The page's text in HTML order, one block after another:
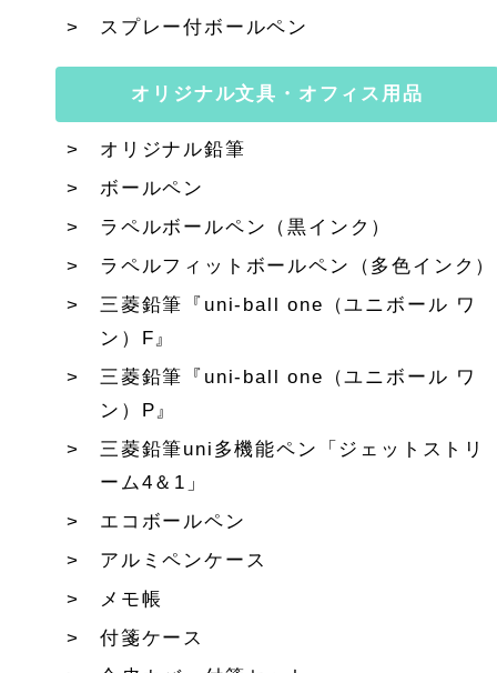
スプレー付ボールペン
オリジナル文具・オフィス用品
オリジナル鉛筆
ボールペン
ラペルボールペン（黒インク）
ラペルフィットボールペン（多色インク）
三菱鉛筆『uni-ball one（ユニボール ワ
ン）F』
三菱鉛筆『uni-ball one（ユニボール ワ
ン）P』
三菱鉛筆uni多機能ペン「ジェットストリ
ーム4＆1」
エコボールペン
アルミペンケース
メモ帳
付箋ケース